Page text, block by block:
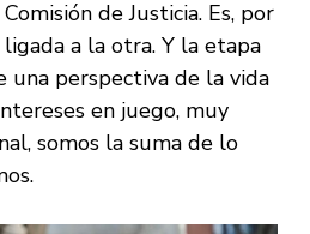
de Justicia. Es, por
a la otra. Y la etapa
una perspectiva de la vida
en juego, muy
somos la suma de lo